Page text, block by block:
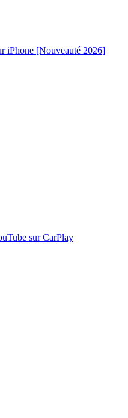
iPhone [Nouveauté 2026]
sur CarPlay